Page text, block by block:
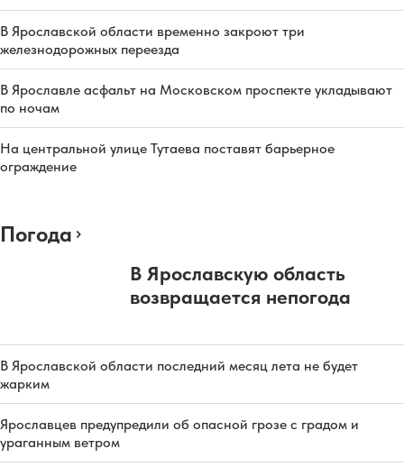
В Ярославской области временно закроют три
железнодорожных переезда
В Ярославле асфальт на Московском проспекте укладывают
по ночам
На центральной улице Тутаева поставят барьерное
ограждение
Погода
В Ярославскую область
возвращается непогода
В Ярославской области последний месяц лета не будет
жарким
Ярославцев предупредили об опасной грозе с градом и
ураганным ветром